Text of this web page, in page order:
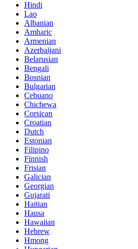
Hindi
Lao
Albanian
Amharic
Armenian
Azerbaijani
Belarusian
Bengali
Bosnian
Bulgarian
Cebuano
Chichewa
Corsican
Croatian
Dutch
Estonian
Filipino
Finnish
Frisian
Galician
Georgian
Gujarati
Haitian
Hausa
Hawaiian
Hebrew
Hmong